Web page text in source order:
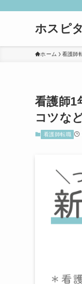
ホスピ
ホーム 看護師
看護師1
コツな
看護師転職